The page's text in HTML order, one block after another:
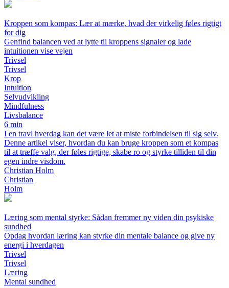
Kroppen som kompas: Lær at mærke, hvad der virkelig føles rigtigt
for dig
Genfind balancen ved at lytte til kroppens signaler og lade
intuitionen vise vejen
Trivsel
Trivsel
Krop
Intuition
Selvudvikling
Mindfulness
Livsbalance
6 min
I en travl hverdag kan det være let at miste forbindelsen til sig selv.
Denne artikel viser, hvordan du kan bruge kroppen som et kompas
til at træffe valg, der føles rigtige, skabe ro og styrke tilliden til din
egen indre visdom.
Christian Holm
Christian
Holm
Læring som mental styrke: Sådan fremmer ny viden din psykiske
sundhed
Opdag hvordan læring kan styrke din mentale balance og give ny
energi i hverdagen
Trivsel
Trivsel
Læring
Mental sundhed